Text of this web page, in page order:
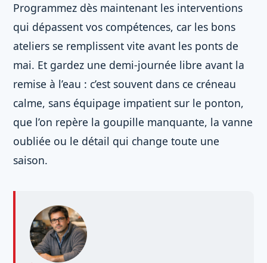
Programmez dès maintenant les interventions
qui dépassent vos compétences, car les bons
ateliers se remplissent vite avant les ponts de
mai. Et gardez une demi-journée libre avant la
remise à l’eau : c’est souvent dans ce créneau
calme, sans équipage impatient sur le ponton,
que l’on repère la goupille manquante, la vanne
oubliée ou le détail qui change toute une
saison.